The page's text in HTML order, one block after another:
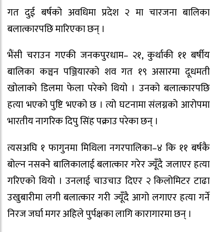
गत दुई बर्षको अवधिमा प्रदेश २ मा चारजना बालिका
बलात्कारपछि मारिएका छन् ।
भैंसी चराउन गएकी जनकपुरधाम– २१, कुर्थाकी ११ बर्षीय
बालिका कञ्चन पञ्जियारको शव गत १९ असारमा दूधमती
खोलाको डिलमा फेला परेको थियो । उनको बलात्कारपछि
हत्या भएको पुष्टि भएको छ । त्यो घटनामा संलग्नको आरोपमा
भारतीय नागरिक दिपु सिंह पक्राउ परेका छन् ।
त्यसअघि १ फागुनमा मिथिला नगरपालिका–४ कि ११ बर्षकै
बोल्न नसक्ने बालिकालाई बलात्कार गरेर ज्यूँदै जलाएर हत्या
गरिएको थियो । उनलाई चाउचाउ दिएर २ किलोमिटर टाढा
उखुबारीमा लगी बलात्कार गरी ज्यूँदै आगो लगाएर हत्या गर्ने
निरज जर्घा मगर अहिले पुर्पक्षका लागि कारागारमा छन् ।